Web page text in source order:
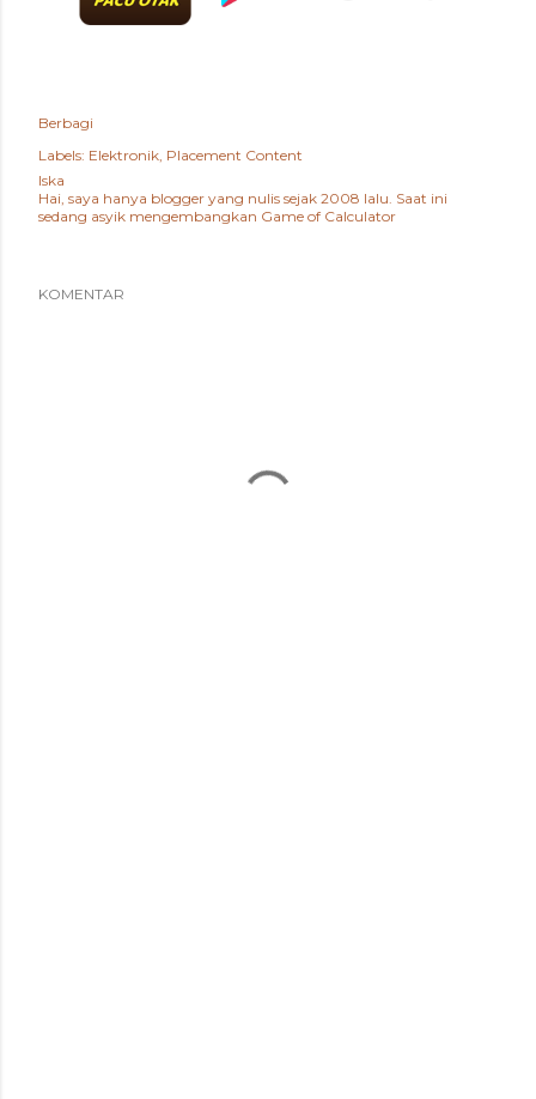
Berbagi
Labels: Elektronik Placement Content
Iska
Hai, saya hanya blogger yang nulis sejak 2008 lalu. Saat ini
sedang asyik mengembangkan Game of Calculator
KOMENTAR